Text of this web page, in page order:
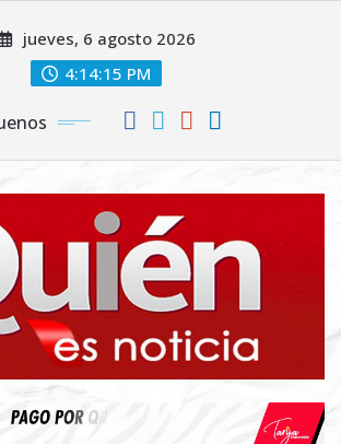
jueves, 6 agosto 2026
4:14:16 PM